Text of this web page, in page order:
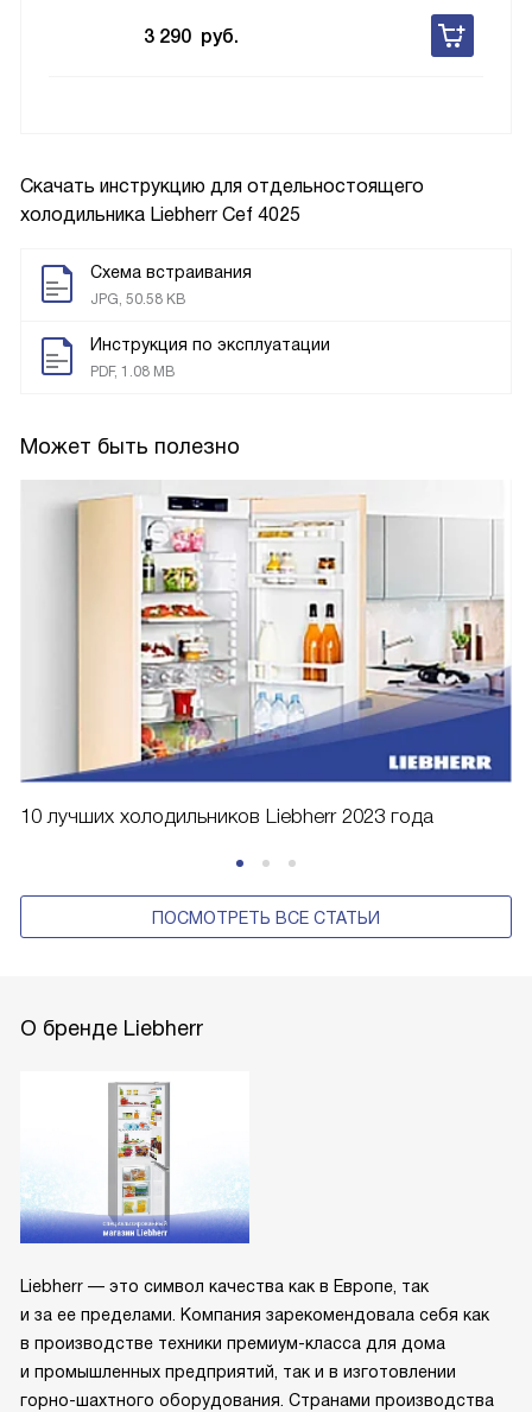
Скачать инструкцию для отдельностоящего
холодильника Liebherr Cef 4025
Схема встраивания
JPG, 50.58 KB
Инструкция по эксплуатации
PDF, 1.08 MB
Может быть полезно
10 лучших холодильников Liebherr 2023 года
ПОСМОТРЕТЬ ВСЕ СТАТЬИ
3 290 руб.
О бренде Liebherr
Liebherr — это символ качества как в Европе, так
и за ее пределами. Компания зарекомендовала себя как
в производстве техники премиум-класса для дома
и промышленных предприятий, так и в изготовлении
горно-шахтного оборудования. Странами производства